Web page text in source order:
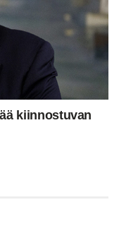
kiinnostuvan